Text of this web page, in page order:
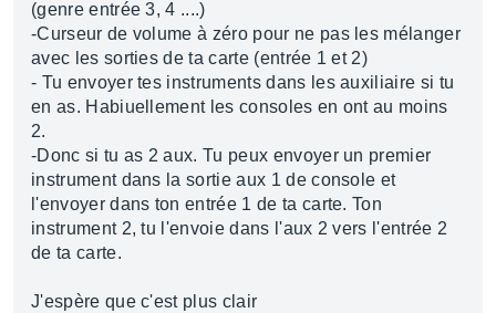
(genre entrée 3, 4 ....)
-Curseur de volume à zéro pour ne pas les mélanger
avec les sorties de ta carte (entrée 1 et 2)
- Tu envoyer tes instruments dans les auxiliaire si tu
en as. Habiuellement les consoles en ont au moins
2.
-Donc si tu as 2 aux. Tu peux envoyer un premier
instrument dans la sortie aux 1 de console et
l'envoyer dans ton entrée 1 de ta carte. Ton
instrument 2, tu l'envoie dans l'aux 2 vers l'entrée 2
de ta carte.
J'espère que c'est plus clair